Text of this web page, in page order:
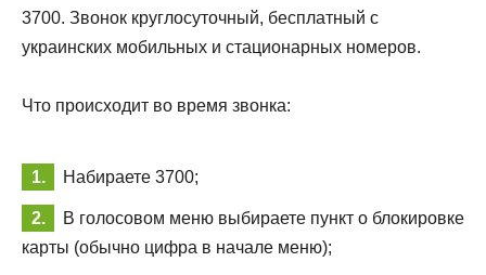
3700. Звонок круглосуточный, бесплатный с
украинских мобильных и стационарных номеров.
Что происходит во время звонка:
Набираете 3700;
В голосовом меню выбираете пункт о блокировке
карты (обычно цифра в начале меню);